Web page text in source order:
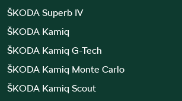
ŠKODA Superb IV
ŠKODA Kamiq
ŠKODA Kamiq G-Tech
ŠKODA Kamiq Monte Carlo
ŠKODA Kamiq Scout